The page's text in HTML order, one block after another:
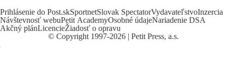
Prihlásenie do Post.skSportnetSlovak SpectatorVydavateľstvoInzercia
Návštevnosť webuPetit AcademyOsobné údajeNariadenie DSA
Akčný plánLicencieŽiadosť o opravu
© Copyright 1997-2026 | Petit Press, a.s.